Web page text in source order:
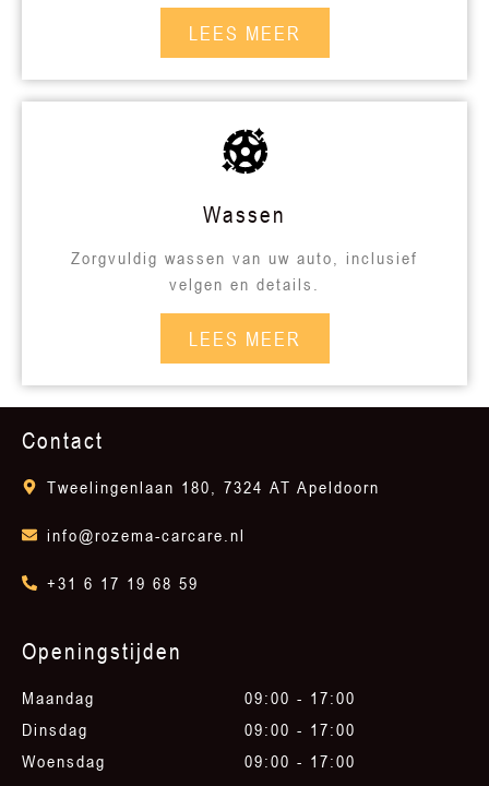
LEES MEER
Wassen
Zorgvuldig wassen van uw auto, inclusief
velgen en details.
LEES MEER
Contact
Tweelingenlaan 180, 7324 AT Apeldoorn
info@rozema-carcare.nl
+31 6 17 19 68 59
Openingstijden
Maandag
Dinsdag
Woensdag
09:00 - 17:00
09:00 - 17:00
09:00 - 17:00